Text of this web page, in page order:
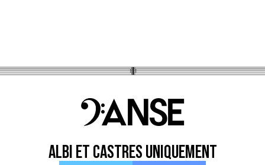
Danse
ALBI ET CASTRES UNIQUEMENT